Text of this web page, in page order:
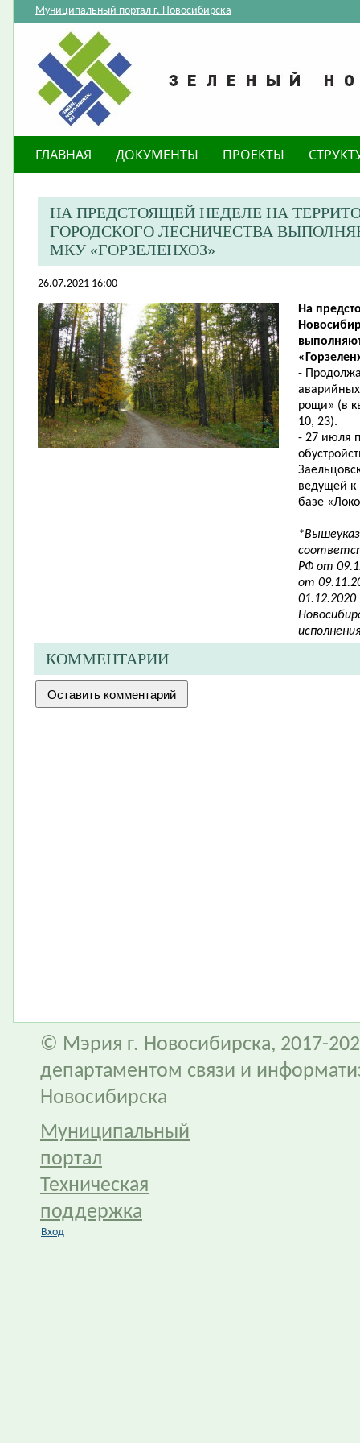
Муниципальный портал г. Новосибирска
ГЛАВНАЯ ДОКУМЕНТЫ ПРОЕКТЫ
​НА ПРЕДСТОЯЩЕЙ НЕДЕЛЕ НА
ГОРОДСКОГО ЛЕСНИЧЕСТВА
МКУ «ГОРЗЕЛЕНХОЗ»
26.07.2021 16:00
​На
-
рощи» (в
10, 23).
- 27 июля
ведущей к
базе
РФ от
от
КОММЕНТАРИИ
© Мэрия г. Новосибирска, 2017-
департаментом связи и
Новосибирска
Муниципальный
портал
Техническая
поддержка
Вход